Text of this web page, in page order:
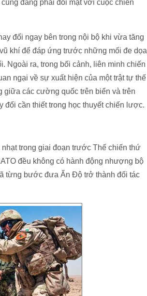
đang phải đối mặt với cuộc chiến
đổi ngay bên trong nội bộ khi vừa tăng
khí để đáp ứng trước những mối đe dọa
Ngoài ra, trong bối cảnh, liên minh chiến
ngại về sự xuất hiện của một trật tự thế
các cường quốc trên biển và trên
đổi cần thiết trong học thuyết chiến lược.
trong giai đoạn trước Thế chiến thứ
đều không có hành động nhượng bộ
từng bước đưa Ấn Độ trở thành đối tác